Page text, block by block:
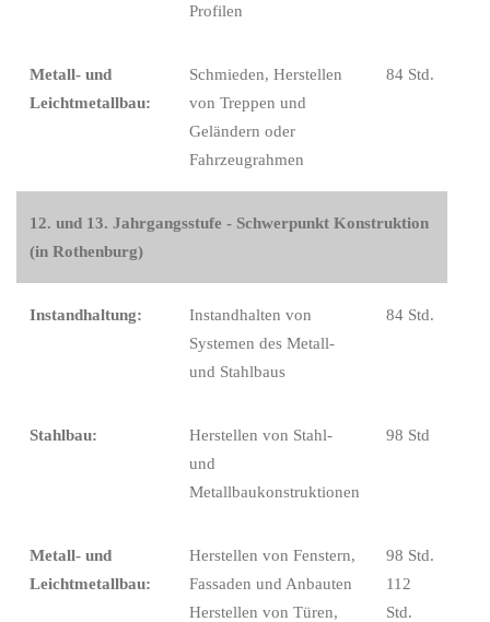
Profilen
Metall- und
Leichtmetallbau:
Schmieden, Herstellen
von Treppen und
Geländern oder
Fahrzeugrahmen
84 Std.
12. und 13. Jahrgangsstufe - Schwerpunkt Konstruktion
(in Rothenburg)
Instandhaltung:
Instandhalten von
Systemen des Metall-
und Stahlbaus
84 Std.
Stahlbau:
Herstellen von Stahl-
und
Metallbaukonstruktionen
98 Std
Metall- und
Leichtmetallbau:
Herstellen von Fenstern,
Fassaden und Anbauten
Herstellen von Türen,
98 Std.
112
Std.